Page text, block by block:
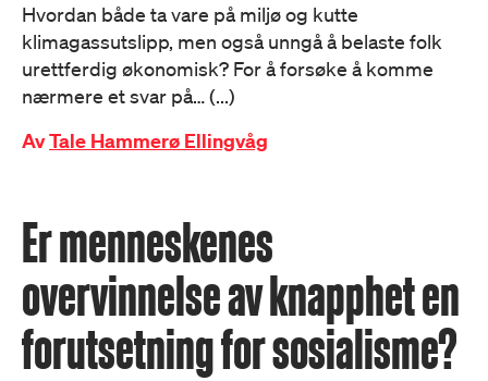
Hvordan både ta vare på miljø og kutte
klimagassutslipp, men også unngå å belaste folk
urettferdig økonomisk? For å forsøke å komme
nærmere et svar på… (...)
AvTale Hammerø Ellingvåg
Er menneskenes
overvinnelse av knapphet en
forutsetning for sosialisme?